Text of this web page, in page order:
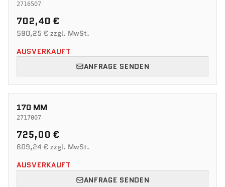
2716507
702,40 €
590,25 € zzgl. MwSt.
AUSVERKAUFT
ANFRAGE SENDEN
170 MM
2717007
725,00 €
609,24 € zzgl. MwSt.
AUSVERKAUFT
ANFRAGE SENDEN